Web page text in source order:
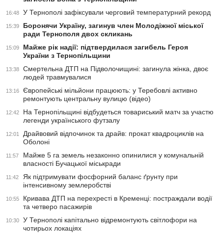
16:48 У Тернополі зафіксували черговий температурний рекорд
15:39
Боронячи Україну, загинув член Молодіжної міської
ради Тернополя двох скликань
15:09
Майже рік надії: підтвердилася загибель Героя
України з Тернопільщини
13:38
Смертельна ДТП на Підволочищині: загинула жінка, двоє
людей травмувалися
13:16
Європейські мільйони працюють: у Теребовлі активно
ремонтують центральну вулицю (відео)
12:42
На Тернопільщині відбудеться товариський матч за участю
легенди українського футзалу
12:01
Драйвовий відпочинок та драйв: прокат квадроциклів на
Оболоні
11:57
Майже 5 га земель незаконно опинилися у комунальній
власності Бучацької міськради
11:42
Як підтримувати фосфорний баланс ґрунту при
інтенсивному землеробстві
10:55
Кривава ДТП на перехресті в Кременці: постраждали водії
та четверо пасажирів
10:30
У Тернополі капітально відремонтують світлофори на
чотирьох локаціях